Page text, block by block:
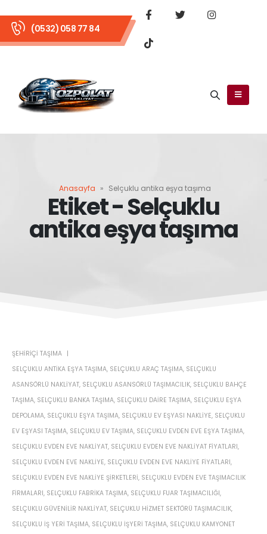
(0532) 058 77 84
Anasayfa » Selçuklu antika eşya taşıma
Etiket - Selçuklu
antika eşya taşıma
ŞEHIRIÇI TAŞIMA
SELÇUKLU ANTIKA EŞYA TAŞIMA, SELÇUKLU ARAÇ TAŞIMA, SELÇUKLU
ASANSÖRLÜ NAKLIYAT, SELÇUKLU ASANSÖRLÜ TAŞIMACILIK, SELÇUKLU BAHÇE
TAŞIMA, SELÇUKLU BANKA TAŞIMA, SELÇUKLU DAIRE TAŞIMA, SELÇUKLU EŞYA
DEPOLAMA, SELÇUKLU EŞYA TAŞIMA, SELÇUKLU EV EŞYASI NAKLIYE, SELÇUKLU
EV EŞYASI TAŞIMA, SELÇUKLU EV TAŞIMA, SELÇUKLU EVDEN EVE EŞYA TAŞIMA,
SELÇUKLU EVDEN EVE NAKLIYAT, SELÇUKLU EVDEN EVE NAKLIYAT FIYATLARI,
SELÇUKLU EVDEN EVE NAKLIYE, SELÇUKLU EVDEN EVE NAKLIYE FIYATLARI,
SELÇUKLU EVDEN EVE NAKLIYE ŞIRKETLERI, SELÇUKLU EVDEN EVE TAŞIMACILIK
FIRMALARI, SELÇUKLU FABRIKA TAŞIMA, SELÇUKLU FUAR TAŞIMACILIĞI,
SELÇUKLU GÜVENILIR NAKLIYAT, SELÇUKLU HIZMET SEKTÖRÜ TAŞIMACILIK,
SELÇUKLU IŞ YERI TAŞIMA, SELÇUKLU IŞYERI TAŞIMA, SELÇUKLU KAMYONET